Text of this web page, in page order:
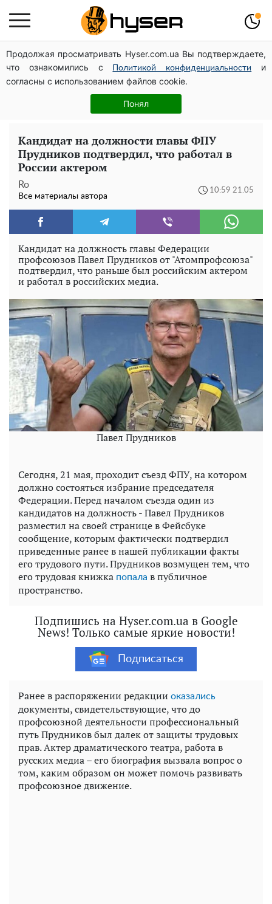
Продолжая просматривать Hyser.com.ua Вы подтверждаете,
что ознакомились с
Политикой конфиденциальности
и
согласны с использованием файлов cookie.
Понял
Дроны с наценкой: Александр Конотопский вывел
миллионы оборонного бюджета через фиктивную
фирму в Эстонии
Полностью голая Анна Тринчер блеснула
"прелестями": таких размеров вы еще не видели
Кандидат на должности главы ФПУ
Прудников подтвердил, что работал в
России актером
Ro
Все материалы автора
10:59 21.05
Кандидат на должность главы Федерации
профсоюзов Павел Прудников от "Атомпрофсоюза"
подтвердил, что раньше был российским актером
и работал в российских медиа.
Павел Прудников
Сегодня, 21 мая, проходит съезд ФПУ, на котором
должно состояться избрание председателя
Федерации. Перед началом съезда один из
кандидатов на должность - Павел Прудников
разместил на своей странице в Фейсбуке
сообщение, которым фактически подтвердил
приведенные ранее в нашей публикации факты
его трудового пути. Прудников возмущен тем, что
его трудовая книжка попала в публичное
пространство.
Подпишись на Hyser.com.ua в Google
News! Только самые яркие новости!
Подписаться
Ранее в распоряжении редакции оказались
документы, свидетельствующие, что до
профсоюзной деятельности профессиональный
путь Прудников был далек от защиты трудовых
прав. Актер драматического театра, работа в
русских медиа – его биография вызвала вопрос о
том, каким образом он может помочь развивать
профсоюзное движение.